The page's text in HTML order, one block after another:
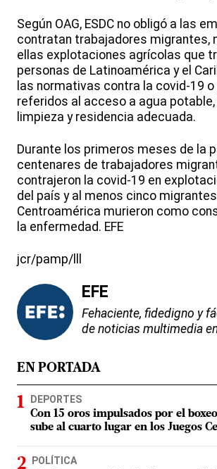
Según OAG, ESDC no obligó a las
contratan trabajadores migrantes,
ellas explotaciones agrícolas que
personas de Latinoamérica y el
las normativas contra la covid-19
referidos al acceso a agua
limpieza y residencia adecuada.
Durante los primeros meses de la
centenares de trabajadores
contrajeron la covid-19 en
del país y al menos cinco
Centroamérica murieron como
la enfermedad. EFE
jcr/pamp/lll
EFE
Fehaciente, fidedigno y
de noticias multimedia
EN PORTADA
DEPORTES
Con 15 oros impulsados por el
sube al cuarto lugar en los Juegos
POLÍTICA